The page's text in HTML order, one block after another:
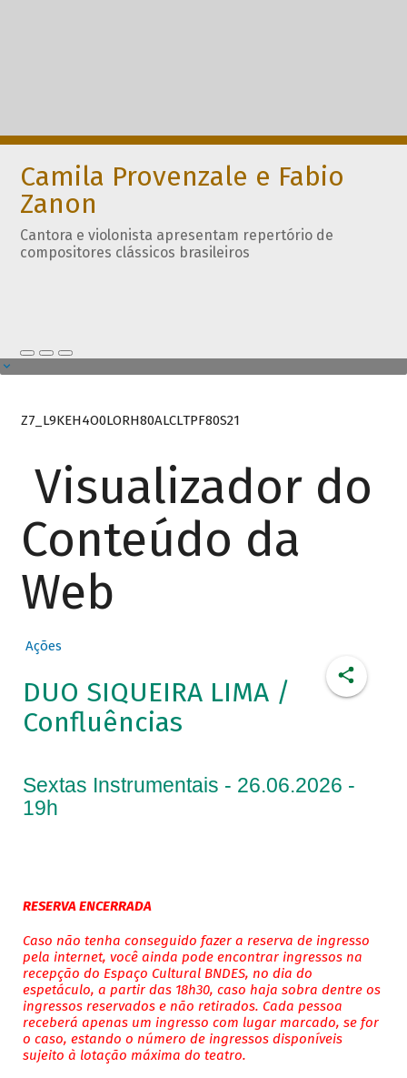
Camila Provenzale e Fabio
Zanon
Cantora e violonista apresentam repertório de
compositores clássicos brasileiros
Z7_L9KEH4O0LORH80ALCLTPF80S21
Visualizador do
Conteúdo da
Web
Ações
DUO SIQUEIRA LIMA /
Confluências
Sextas Instrumentais - 26.06.2026 -
19h
RESERVA ENCERRADA
Caso não tenha conseguido fazer a reserva de ingresso
pela internet, você ainda pode encontrar ingressos na
recepção do Espaço Cultural BNDES, no dia do
espetáculo, a partir das 18h30, caso haja sobra dentre os
ingressos reservados e não retirados. Cada pessoa
receberá apenas um ingresso com lugar marcado, se for
o caso, estando o número de ingressos disponíveis
sujeito à lotação máxima do teatro.